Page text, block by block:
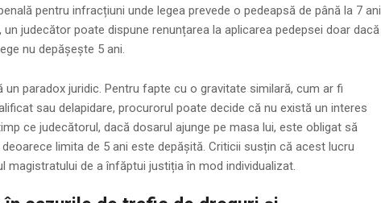
pentru infracțiuni unde legea prevede o pedeapsă de până la 7 ani
judecător poate dispune renunțarea la aplicarea pedepsei doar dacă
nu depășește 5 ani.
paradox juridic. Pentru fapte cu o gravitate similară, cum ar fi
sau delapidare, procurorul poate decide că nu există un interes
ce judecătorul, dacă dosarul ajunge pe masa lui, este obligat să
limita de 5 ani este depășită. Criticii susțin că acest lucru
magistratului de a înfăptui justiția în mod individualizat.